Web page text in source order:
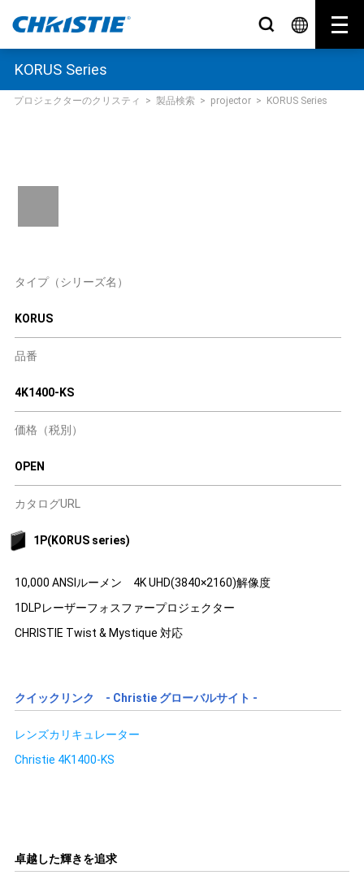
KORUS Series
プロジェクターのクリスティ > 製品検索 > projector > KORUS Series
タイプ（シリーズ名）
KORUS
品番
4K1400-KS
価格（税別）
OPEN
カタログURL
1P(KORUS series)
10,000 ANSIルーメン 4K UHD(3840×2160)解像度
1DLPレーザーフォスファープロジェクター
CHRISTIE Twist & Mystique 対応
クイックリンク - Christie グローバルサイト -
レンズカリキュレーター
Christie 4K1400-KS
卓越した輝きを追求